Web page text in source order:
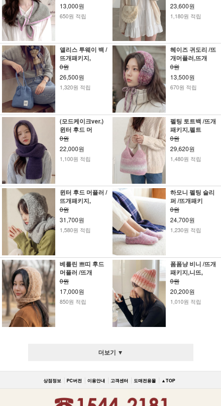
13,000원
650원 적립
23,600원
1,180원 적립
앨리스 투웨이 백 /
뜨개패키지,
0원
26,500원
1,320원 적립
헤이즈 귀도리 /뜨
개머플러,뜨개
0원
13,500원
670원 적립
(모드케이크ver.)
윈터 후드 머
0원
22,000원
1,100원 적립
펠팅 토트백 /뜨개
패키지,펠트
0원
29,620원
1,480원 적립
윈터 후드 머플러 /
뜨개패키지,
0원
31,700원
1,580원 적립
하모니 펠팅 슬리
퍼 /뜨개패키
0원
24,700원
1,230원 적립
베를린 쁘띠 후드
머플러 /뜨개
0원
17,000원
850원 적립
폼폼냥 비니 /뜨개
패키지,니뜨,
0원
20,200원
1,010원 적립
더보기 ▼
상점정보 PC버전 이용안내 고객센터 도매전용몰 ▲TOP